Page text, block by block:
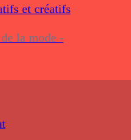
et créatifs
la mode -